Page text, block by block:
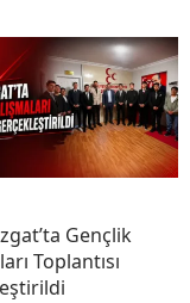
Gençlik
Toplantısı